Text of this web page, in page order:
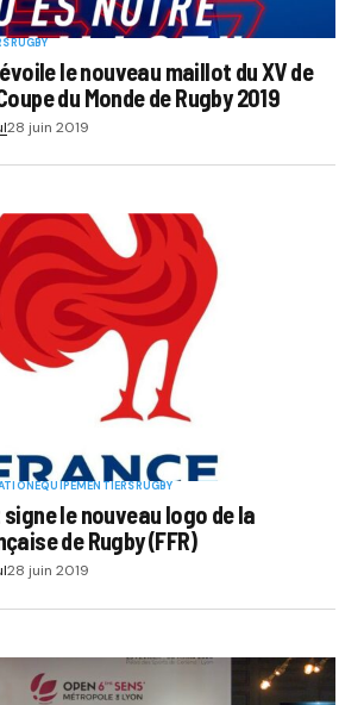
RUGBY
le nouveau maillot du XV de
du Monde de Rugby 2019
28 juin 2019
EQUIPEMENTIERS RUGBY
le nouveau logo de la
de Rugby (FFR)
28 juin 2019